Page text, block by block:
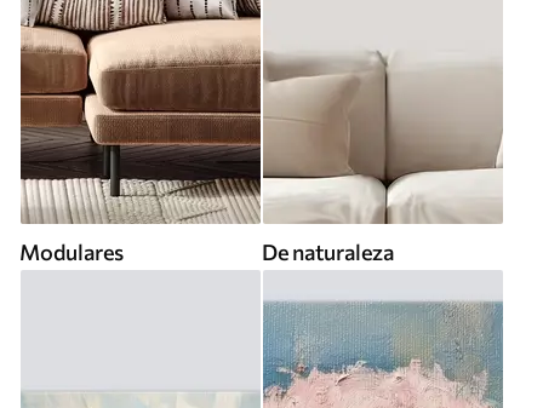
Modulares De naturaleza